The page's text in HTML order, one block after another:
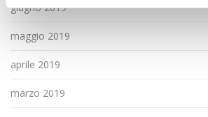
giugno 2019
maggio 2019
aprile 2019
marzo 2019